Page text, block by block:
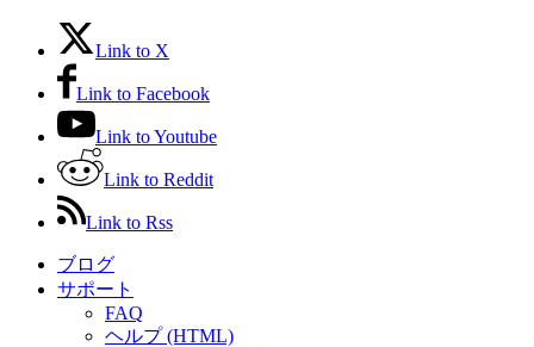
Link to X
Link to Facebook
Link to Youtube
Link to Reddit
Link to Rss
ブログ
サポート
FAQ
ヘルプ (HTML)